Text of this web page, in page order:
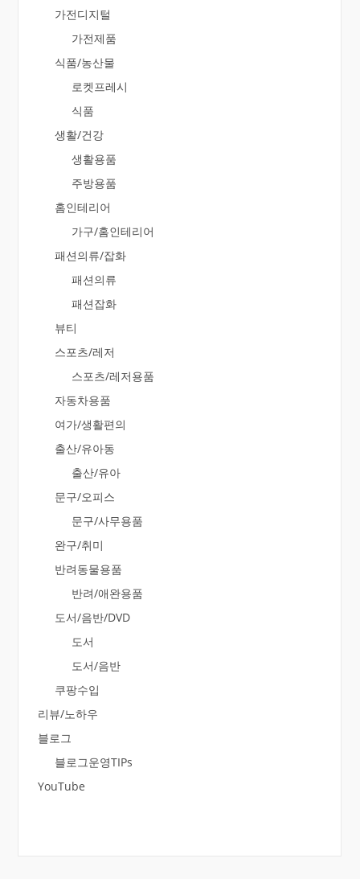
가전디지털
가전제품
식품/농산물
로켓프레시
식품
생활/건강
생활용품
주방용품
홈인테리어
가구/홈인테리어
패션의류/잡화
패션의류
패션잡화
뷰티
스포츠/레저
스포츠/레저용품
자동차용품
여가/생활편의
출산/유아동
출산/유아
문구/오피스
문구/사무용품
완구/취미
반려동물용품
반려/애완용품
도서/음반/DVD
도서
도서/음반
쿠팡수입
리뷰/노하우
블로그
블로그운영TIPs
YouTube